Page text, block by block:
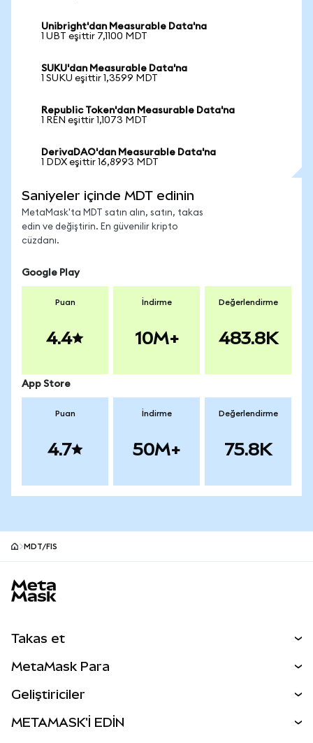
Unibright'dan Measurable Data'na
1 UBT eşittir 7,1100 MDT
SUKU'dan Measurable Data'na
1 SUKU eşittir 1,3599 MDT
Republic Token'dan Measurable Data'na
1 REN eşittir 1,1073 MDT
DerivaDAO'dan Measurable Data'na
1 DDX eşittir 16,8993 MDT
Saniyeler içinde MDT edinin
MetaMask'ta MDT satın alın, satın, takas
edin ve değiştirin. En güvenilir kripto
cüzdanı.
Google Play
Puan
4.4
İndirme
10M+
Değerlendirme
483.8K
App Store
Puan
4.7
İndirme
50M+
Değerlendirme
75.8K
MDT/FIS
Takas et
Perps
RWA'lar
MetaMask Para
Geliştiriciler
METAMASK'İ EDİN